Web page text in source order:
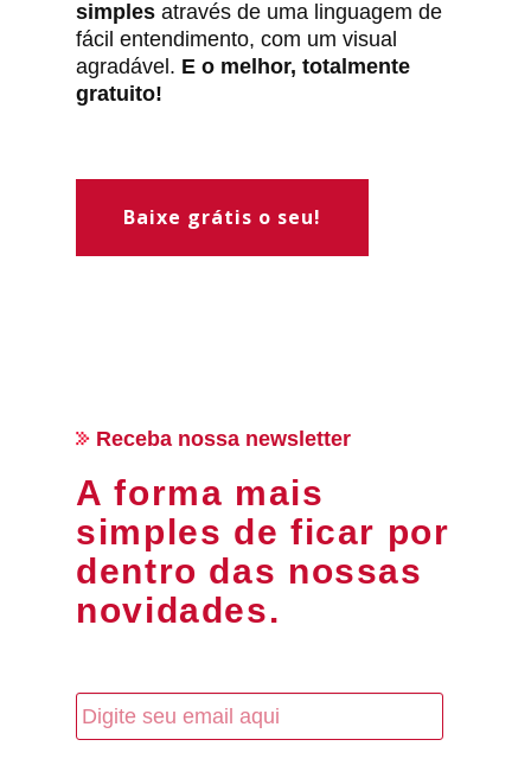
simples através de uma linguagem de
fácil entendimento, com um visual
agradável. E o melhor, totalmente
gratuito!
Baixe grátis o seu!
Receba nossa newsletter
A forma mais
simples de ficar por
dentro das nossas
novidades.